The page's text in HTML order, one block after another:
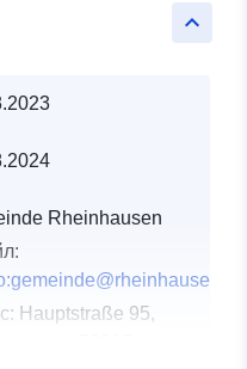
keyboard_arrow_up
Rheinhausen
Hauptstraße 95,